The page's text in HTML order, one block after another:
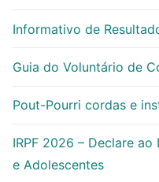
Informativo de
Guia do Voluntário de
Pout-Pourri cordas e
IRPF 2026 – Declare
e Adolescentes